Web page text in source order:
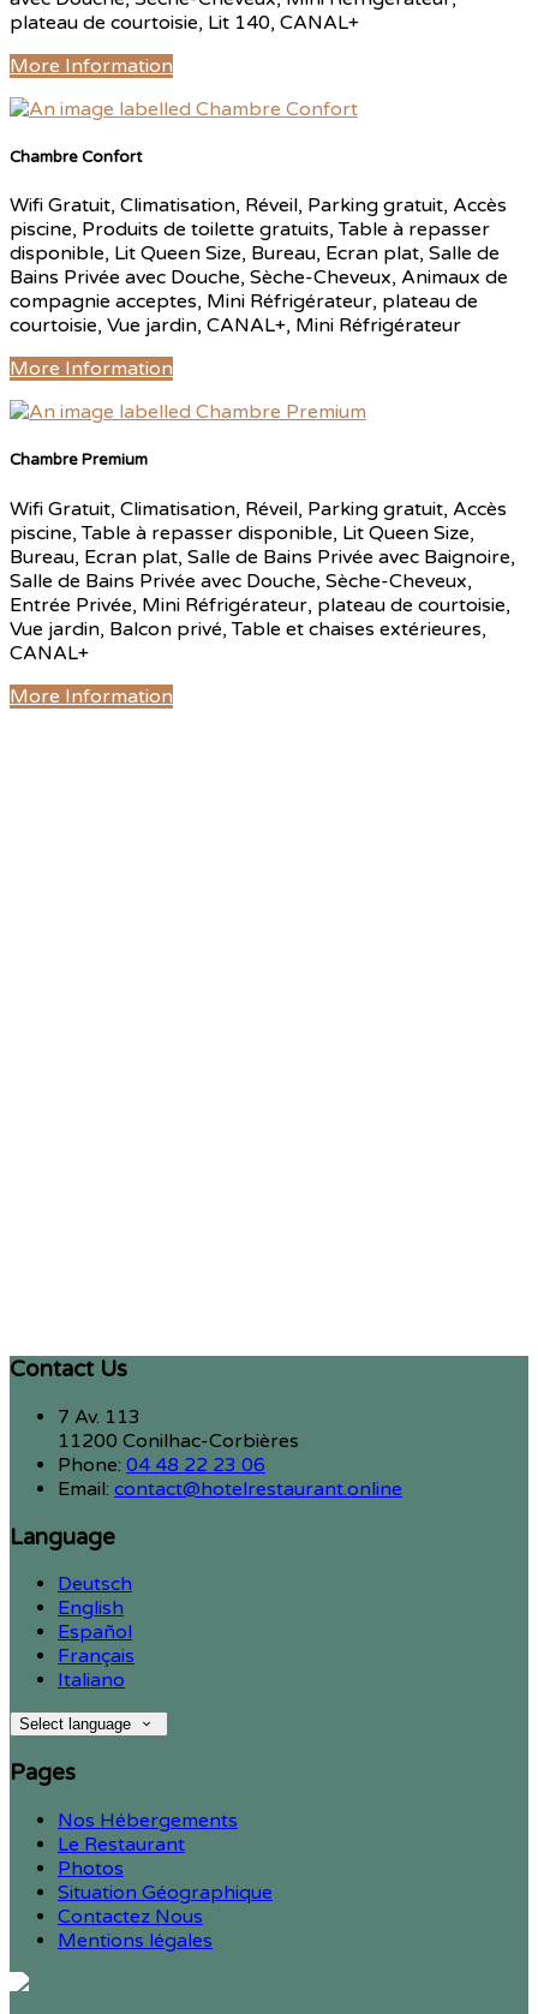
plateau de courtoisie, Lit 140, CANAL+
More Information
Chambre Confort
Wifi Gratuit, Climatisation, Réveil, Parking gratuit, Accès
piscine, Produits de toilette gratuits, Table à repasser
disponible, Lit Queen Size, Bureau, Ecran plat, Salle de
Bains Privée avec Douche, Sèche-Cheveux, Animaux de
compagnie acceptes, Mini Réfrigérateur, plateau de
courtoisie, Vue jardin, CANAL+, Mini Réfrigérateur
More Information
Chambre Premium
Wifi Gratuit, Climatisation, Réveil, Parking gratuit, Accès
piscine, Table à repasser disponible, Lit Queen Size,
Bureau, Ecran plat, Salle de Bains Privée avec Baignoire,
Salle de Bains Privée avec Douche, Sèche-Cheveux,
Entrée Privée, Mini Réfrigérateur, plateau de courtoisie,
Vue jardin, Balcon privé, Table et chaises extérieures,
CANAL+
More Information
Contact Us
7 Av. 113
11200 Conilhac-Corbières
Phone: 04 48 22 23 06
Email: contact@hotelrestaurant.online
Language
Deutsch
English
Español
Français
Italiano
Select language
Pages
Nos Hébergements
Le Restaurant
Photos
Situation Géographique
Contactez Nous
Mentions légales